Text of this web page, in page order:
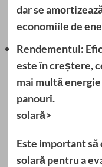
dar se
economiile de
Rendementul:
este în creștere,
mai multă
panouri.
solară>
Este important
solară pentru a